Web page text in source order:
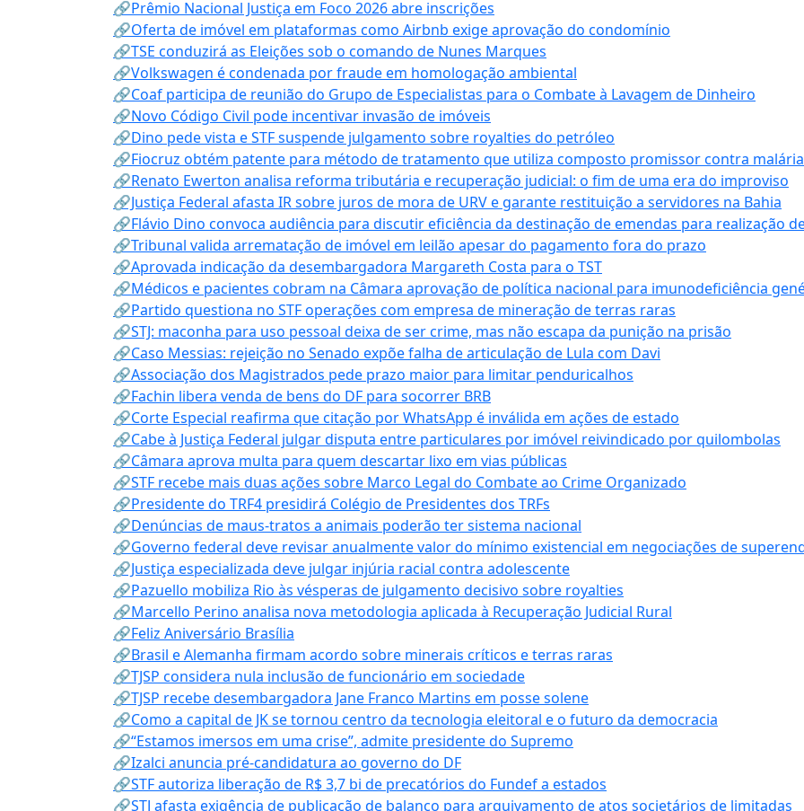
🔗Prêmio Nacional Justiça em Foco 2026 abre inscrições
🔗Oferta de imóvel em plataformas como Airbnb exige aprovação do condomínio
🔗TSE conduzirá as Eleições sob o comando de Nunes Marques
🔗Volkswagen é condenada por fraude em homologação ambiental
🔗Coaf participa de reunião do Grupo de Especialistas para o Combate à Lavagem de Dinheiro
🔗Novo Código Civil pode incentivar invasão de imóveis
🔗Dino pede vista e STF suspende julgamento sobre royalties do petróleo
🔗Fiocruz obtém patente para método de tratamento que utiliza composto promissor contra
🔗Renato Ewerton analisa reforma tributária e recuperação judicial: o fim de uma era do improviso
🔗Justiça Federal afasta IR sobre juros de mora de URV e garante restituição a servidores na Bahia
🔗Flávio Dino convoca audiência para discutir eficiência da destinação de emendas para realização
🔗Tribunal valida arrematação de imóvel em leilão apesar do pagamento fora do prazo
🔗Aprovada indicação da desembargadora Margareth Costa para o TST
🔗Médicos e pacientes cobram na Câmara aprovação de política nacional para imunodeficiência
🔗Partido questiona no STF operações com empresa de mineração de terras raras
🔗STJ: maconha para uso pessoal deixa de ser crime, mas não escapa da punição na prisão
🔗Caso Messias: rejeição no Senado expõe falha de articulação de Lula com Davi
🔗Associação dos Magistrados pede prazo maior para limitar penduricalhos
🔗Fachin libera venda de bens do DF para socorrer BRB
🔗Corte Especial reafirma que citação por WhatsApp é inválida em ações de estado
🔗Cabe à Justiça Federal julgar disputa entre particulares por imóvel reivindicado por quilombolas
🔗Câmara aprova multa para quem descartar lixo em vias públicas
🔗STF recebe mais duas ações sobre Marco Legal do Combate ao Crime Organizado
🔗Presidente do TRF4 presidirá Colégio de Presidentes dos TRFs
🔗Denúncias de maus-tratos a animais poderão ter sistema nacional
🔗Governo federal deve revisar anualmente valor do mínimo existencial em negociações de
🔗Justiça especializada deve julgar injúria racial contra adolescente
🔗Pazuello mobiliza Rio às vésperas de julgamento decisivo sobre royalties
🔗Marcello Perino analisa nova metodologia aplicada à Recuperação Judicial Rural
🔗Feliz Aniversário Brasília
🔗Brasil e Alemanha firmam acordo sobre minerais críticos e terras raras
🔗TJSP considera nula inclusão de funcionário em sociedade
🔗TJSP recebe desembargadora Jane Franco Martins em posse solene
🔗Como a capital de JK se tornou centro da tecnologia eleitoral e o futuro da democracia
🔗“Estamos imersos em uma crise”, admite presidente do Supremo
🔗Izalci anuncia pré-candidatura ao governo do DF
🔗STF autoriza liberação de R$ 3,7 bi de precatórios do Fundef a estados
🔗STJ afasta exigência de publicação de balanço para arquivamento de atos societários de limitadas